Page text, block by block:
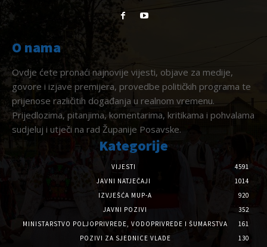
O nama
Ovdje ćete pronaći najnovije vijesti, objave za medije,
govore i izjave premijera, provedbe političkih programa te
prijenose različitih događanja u realnom vremenu.
Prijedlozima, pitanjima, komentarima, kritikama i pohvalama
sudjeluj i utječi na rad Županije Posavske.
Kategorije
VIJESTI
4591
JAVNI NATJEČAJI
1014
IZVJEŠĆA MUP-A
920
JAVNI POZIVI
352
MINISTARSTVO POLJOPRIVREDE, VODOPRIVREDE I ŠUMARSTVA
161
POZIVI ZA SJEDNICE VLADE
130